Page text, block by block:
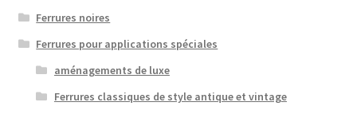
Ferrures noires
Ferrures pour applications spéciales
aménagements de luxe
Ferrures classiques de style antique et vintage